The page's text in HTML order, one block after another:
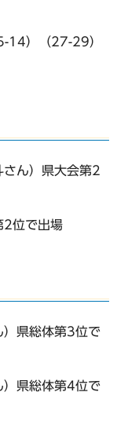
14）（27-29）
さん）県大会第2
2位で出場
）県総体第3位で
）県総体第4位で